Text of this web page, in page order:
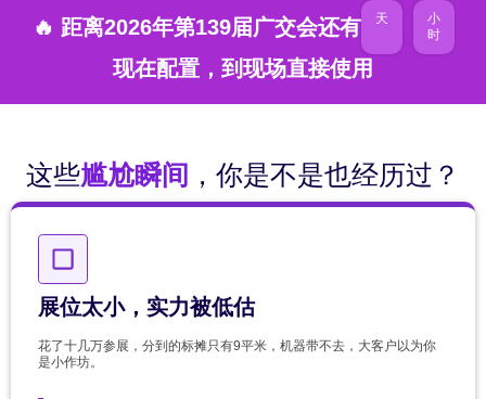
🔥 距离2026年第139届广交会还有 天
小
时
现在配置，到现场直接使用
这些尴尬瞬间 ，你是不是也经历过？
展位太小，实力被低估
花了十几万参展，分到的标摊只有9平米，机器带不去，大客户以为你
是小作坊。